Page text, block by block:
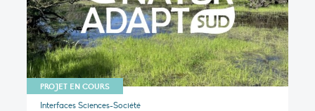
PROJET EN COURS
Interfaces Sciences-Société